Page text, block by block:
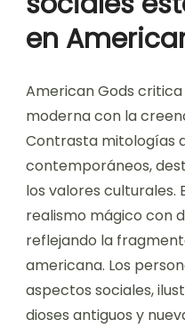
en
American Gods
moderna con la
Contrasta mitologías
contemporáneos,
los valores culturales.
realismo mágico con
reflejando la
americana. Los
aspectos sociales,
dioses antiguos y